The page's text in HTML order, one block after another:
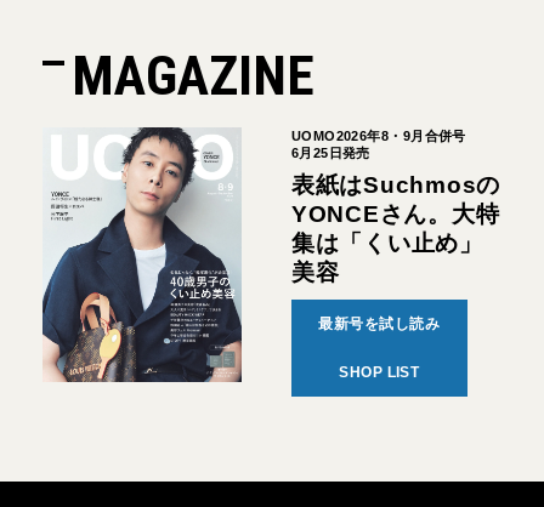
MAGAZINE
UOMO2026年8・9月合併号
6月25日発売
表紙はSuchmosの
YONCEさん。大特
集は「くい止め」
美容
最新号を試し読み
SHOP LIST